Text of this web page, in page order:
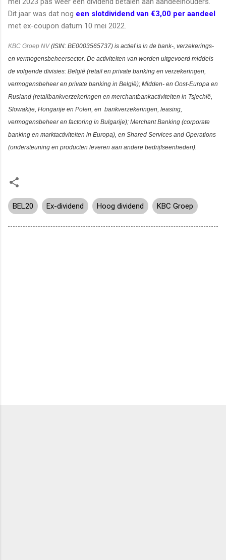
Dit jaar was dat nog een slotdividend van €3,00 per aandeel
met ex-coupon datum 10 mei 2022.
KBC Groep NV(ISIN: BE0003565737) is actief is in de bank-, verzekerings-
en vermogensbeheersector. De activiteiten van worden uitgevoerd middels
de volgende divisies: België (retail en private banking en verzekeringen,
vermogensbeheer en private banking in België); Midden- en Oost-Europa en
Rusland (retailbankverzekeringen en merchantbankactiviteiten in Tsjechië,
Slowakije, Hongarije en Polen, en bankverzekeringen, leasing,
vermogensbeheer en factoring in Bulgarije); Merchant Banking (corporate
banking en marktactiviteiten in Europa), en Shared Services and Operations
(ondersteuning en producten leveren aan andere bedrijfseenheden).
BEL20 Ex-dividend Hoog dividend KBC Groep